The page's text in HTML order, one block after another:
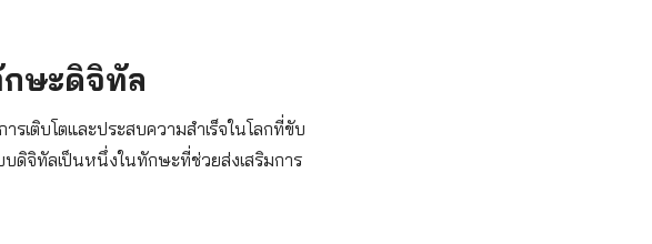
ษะดิจิทัล
ติบโตและประสบความสำเร็จในโลกที่ขับ
บดิจิทัลเป็นหนึ่งในทักษะที่ช่วยส่งเสริมการ